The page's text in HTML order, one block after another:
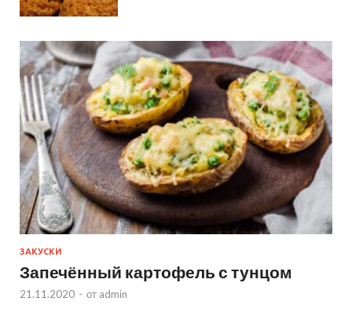
ЗАКУСКИ
Запечённый картофель с тунцом
21.11.2020 - от admin